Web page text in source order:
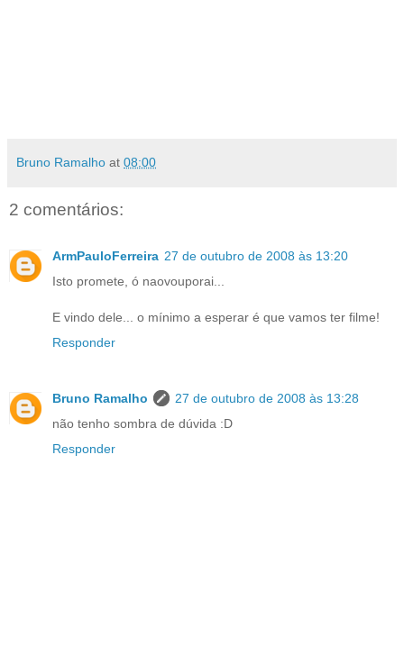
Bruno Ramalho at 08:00
2 comentários:
ArmPauloFerreira 27 de outubro de 2008 às 13:20
Isto promete, ó naovouporai...
E vindo dele... o mínimo a esperar é que vamos ter filme!
Responder
Bruno Ramalho
27 de outubro de 2008 às 13:28
não tenho sombra de dúvida :D
Responder